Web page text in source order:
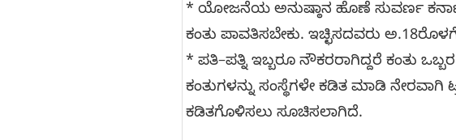
* ಯೋಜನೆಯ ಅನುಷ್ಠಾನ ಹೊಣೆ ಸುವರ್ಣ
ಕಂತು ಪಾವತಿಸಬೇಕು. ಇಚ್ಛಿಸದವರು
* ಪತಿ–ಪತ್ನಿ ಇಬ್ಬರೂ ನೌಕರರಾಗಿದ್ದರೆ ಕಂತು
ಕಂತುಗಳನ್ನು ಸಂಸ್ಥೆಗಳೇ ಕಡಿತ ಮಾಡಿ
ಕಡಿತಗೊಳಿಸಲು ಸೂಚಿಸಲಾಗಿದೆ.